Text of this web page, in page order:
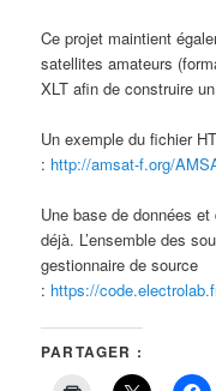
Ce projet maintient
satellites amateurs
XLT afin de construire
Un exemple du fichier
: http://amsat-f.org/
Une base de données
déjà. L’ensemble des
gestionnaire de source
: https://
PARTAGER :